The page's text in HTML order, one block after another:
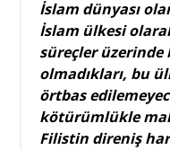
İslam dünyası
İslam ülkesi
süreçler üzerinde
olmadıkları, bu
örtbas
kötürümlükle
Filistin direniş